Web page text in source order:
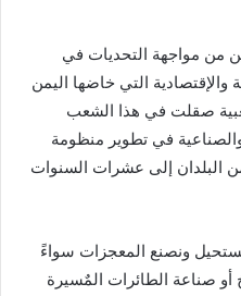
من مواجهة التحديات في
والإقتصادية التي خاضها اليمن
صقلت في هذا الشعب
في تطوير منظومة
البلدان إلى عشرات السنوات
ونصنع المعجزات سواءً
صناعة الطائرات المٌسيرة